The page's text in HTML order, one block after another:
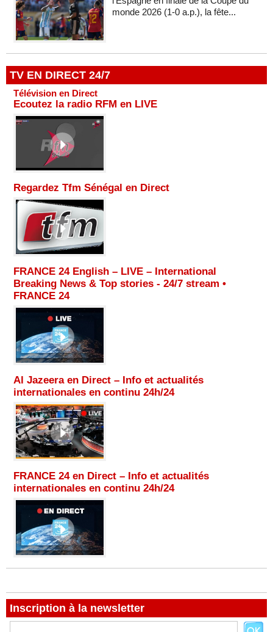
monde 2026 (1-0 a.p.), la fête...
TV EN DIRECT 24/7
Télévision en Direct
Ecoutez la radio RFM en LIVE
Regardez Tfm Sénégal en Direct
FRANCE 24 English – LIVE – International
Breaking News & Top stories - 24/7 stream •
FRANCE 24
Al Jazeera en Direct – Info et actualités
internationales en continu 24h/24
FRANCE 24 en Direct – Info et actualités
internationales en continu 24h/24
Inscription à la newsletter